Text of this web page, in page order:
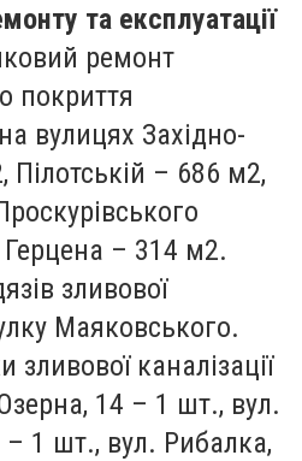
та експлуатації
ремонт
покриття
вулицях Західно-
– 686 м2,
– 314 м2.
зливової
Маяковського.
каналізації
14 – 1 шт., вул.
– 1 шт., вул. Рибалка,